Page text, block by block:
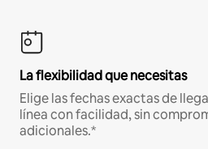
La flexibilidad que necesitas
Elige las fechas exactas de
línea con facilidad, sin
adicionales.*